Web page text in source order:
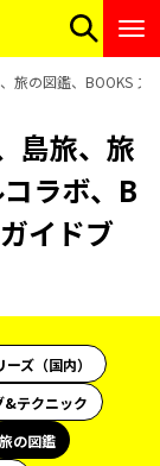
旅の図鑑、BOOKS
島旅、旅
ラボ、B
イドブ
ズ（国内）
&テクニック
旅の図鑑